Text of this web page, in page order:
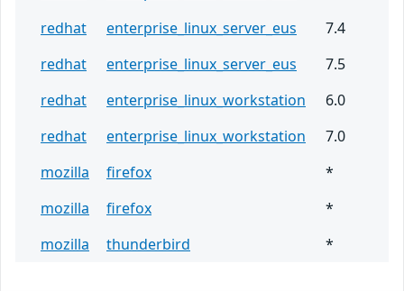
redhat
enterprise_linux_server_eus
7.4
redhat
enterprise_linux_server_eus
7.5
redhat
enterprise_linux_workstation
6.0
redhat
enterprise_linux_workstation
7.0
mozilla
firefox
*
mozilla
firefox
*
mozilla
thunderbird *